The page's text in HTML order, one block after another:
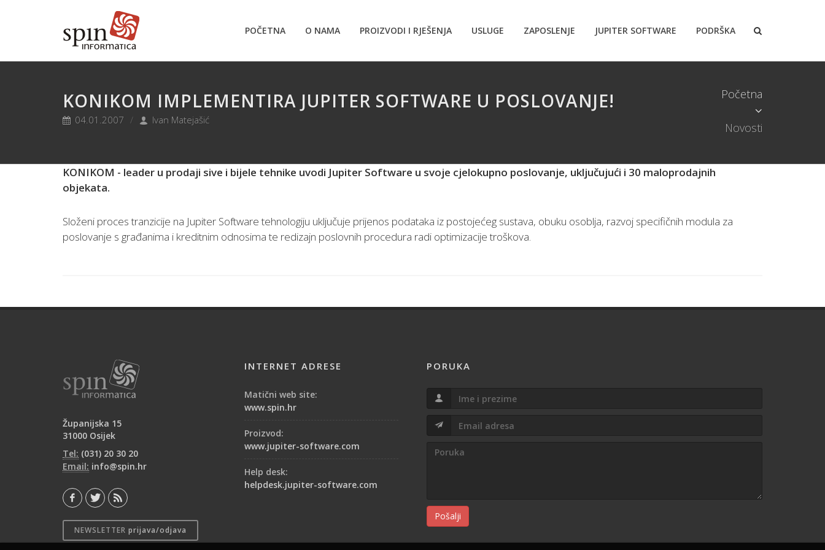
POČETNA O NAMA PROIZVODI I RJEŠENJA USLUGE ZAPOSLENJE JUPITER SOFTWARE PODRŠKA
KONIKOM IMPLEMENTIRA JUPITER SOFTWARE U POSLOVANJE!
04.01.2007 Ivan Matejašić
Početna
Novosti
KONIKOM - leader u prodaji sive i bijele tehnike uvodi Jupiter Software u svoje cjelokupno poslovanje, uključujući i 30 maloprodajnih
objekata.
Složeni proces tranzicije na Jupiter Software tehnologiju uključuje prijenos podataka iz postojećeg sustava, obuku osoblja, razvoj specifičnih modula za
poslovanje s građanima i kreditnim odnosima te redizajn poslovnih procedura radi optimizacije troškova.
Županijska 15
31000 Osijek
Tel: (031) 20 30 20
Email: info@spin.hr
NEWSLETTER prijava/odjava
INTERNET ADRESE
Matični web site:
www.spin.hr
Proizvod:
www.jupiter-software.com
Help desk:
helpdesk.jupiter-software.com
PORUKA
Pošalji